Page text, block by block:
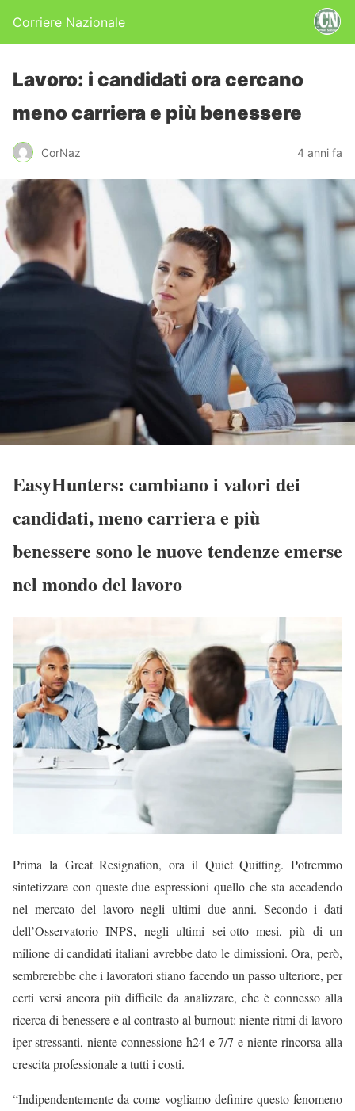
Corriere Nazionale
Lavoro: i candidati ora cercano
meno carriera e più benessere
CorNaz 4 anni fa
EasyHunters: cambiano i valori dei
candidati, meno carriera e più
benessere sono le nuove tendenze emerse
nel mondo del lavoro
Prima la Great Resignation, ora il Quiet Quitting. Potremmo
sintetizzare con queste due espressioni quello che sta accadendo
nel mercato del lavoro negli ultimi due anni. Secondo i dati
dell’Osservatorio INPS, negli ultimi sei-otto mesi, più di un
milione di candidati italiani avrebbe dato le dimissioni. Ora, però,
sembrerebbe che i lavoratori stiano facendo un passo ulteriore, per
certi versi ancora più difficile da analizzare, che è connesso alla
ricerca di benessere e al contrasto al burnout: niente ritmi di lavoro
iper-stressanti, niente connessione h24 e 7/7 e niente rincorsa alla
crescita professionale a tutti i costi.
“Indipendentemente da come vogliamo definire questo fenomeno